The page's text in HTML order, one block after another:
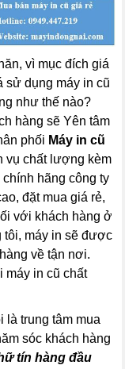
vì mục đích giá
sử dụng máy in cũ
như thế nào?
hàng sẽ Yên tâm
phối Máy in cũ
vụ chất lượng kèm
hãng công ty
đặt mua giá rẻ,
với khách hàng ở
tôi, máy in sẽ được
về tận nơi.
máy in cũ chất
trung tâm mua
sóc khách hàng
tín hàng đầu